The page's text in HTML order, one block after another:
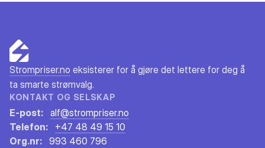
Strompriser.no eksisterer for å gjøre det lettere for deg å
ta smarte strømvalg.
KONTAKT OG SELSKAP
E-post: alf@strompriser.no
Telefon:
+47 48 49 15 10
Org.nr: 993 460 796